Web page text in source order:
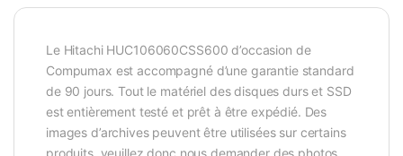
Le Hitachi HUC106060CSS600 d’occasion de
Compumax est accompagné d’une garantie standard
de 90 jours. Tout le matériel des disques durs et SSD
est entièrement testé et prêt à être expédié. Des
images d’archives peuvent être utilisées sur certains